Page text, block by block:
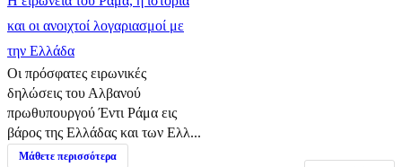
και οι ανοιχτοί λογαριασμοί με
την Ελλάδα
Οι πρόσφατες ειρωνικές
δηλώσεις του Αλβανού
πρωθυπουργού Έντι Ράμα εις
βάρος της Ελλάδας και των Ελλ...
Μάθετε περισσότερα